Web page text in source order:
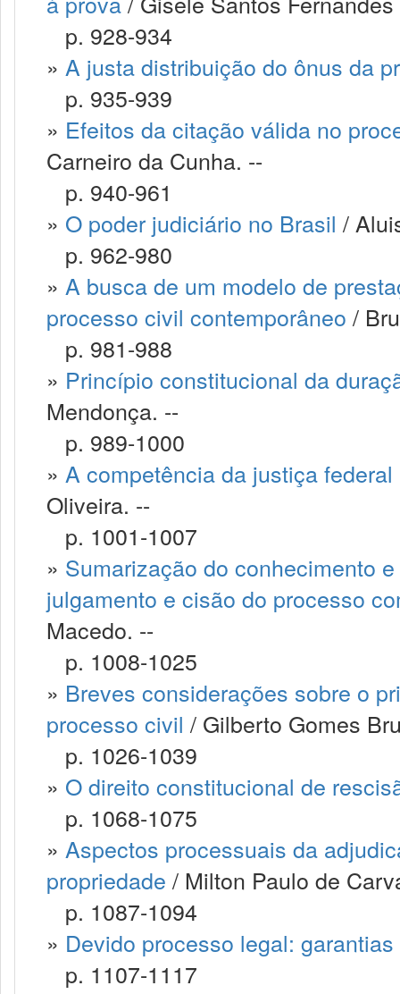
p. 928-934
» A justa distribuição do ônus da
p. 935-939
» Efeitos da citação válida no
Carneiro da Cunha. --
p. 940-961
» O poder judiciário no Brasil /
p. 962-980
» A busca de um modelo de
processo civil contemporâneo /
p. 981-988
» Princípio constitucional da
Mendonça. --
p. 989-1000
» A competência da justiça
Oliveira. --
p. 1001-1007
» Sumarização do conhecimento
julgamento e cisão do processo
Macedo. --
p. 1008-1025
» Breves considerações sobre o
processo civil / Gilberto Gomes
p. 1026-1039
» O direito constitucional de
p. 1068-1075
» Aspectos processuais da
propriedade / Milton Paulo de
p. 1087-1094
» Devido processo legal:
p. 1107-1117